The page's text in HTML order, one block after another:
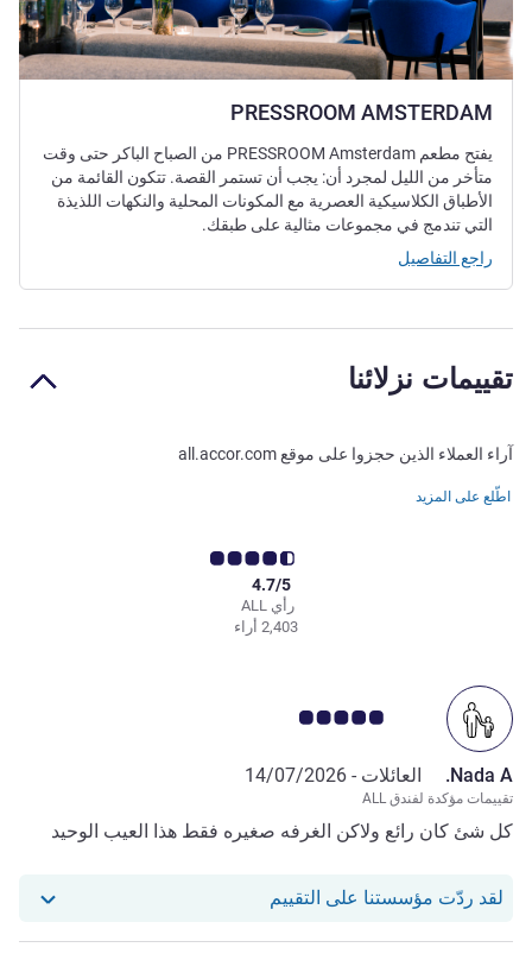
PRESSROOM AMSTERDAM
يفتح مطعم PRESSROOM Amsterdam من الصباح الباكر حتى وقت
متأخر من الليل لمجرد أن: يجب أن تستمر القصة. تتكون القائمة من
الأطباق الكلاسيكية العصرية مع المكونات المحلية والنكهات اللذيذة
التي تندمج في مجموعات مثالية على طبقك.
راجع التفاصيل
تقييمات نزلائنا
آراء العملاء الذين حجزوا على موقع all.accor.com
اطّلع على المزيد
رأي ALL
4.7/5
2,403 أراء
ملاحظة أراء العملاء 5.0/5
Nada A. العائلات - 14/07/2026
تقييمات مؤكدة لفندق ALL
كل شئ كان رائع ولاكن الغرفه صغيره فقط هذا العيب الوحيد
لقد ردّت مؤسستنا على التقييم استجاب فندقنا للمراجعة من Nada A.